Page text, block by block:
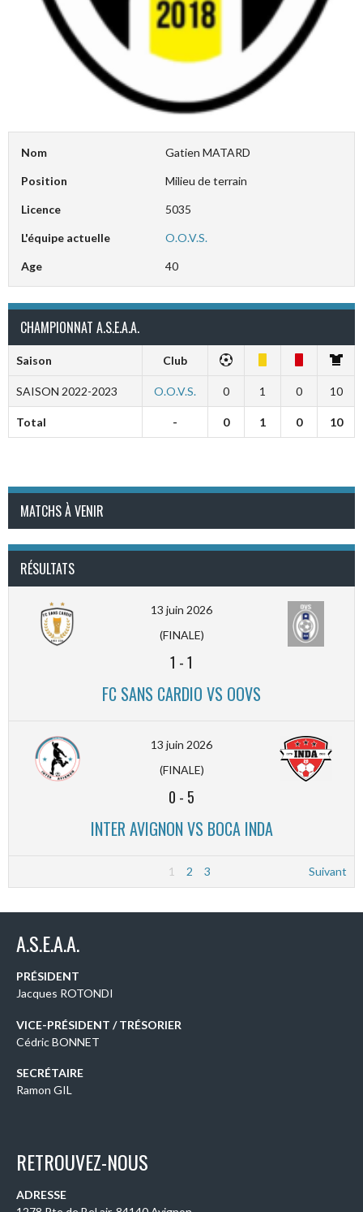
Nom Gatien MATARD
Position Milieu de terrain
Licence 5035
L'équipe actuelle O.O.V.S.
Age 40
CHAMPIONNAT A.S.E.A.A.
Saison Club
SAISON 2022-2023 O.O.V.S. 0 1 0 10
Total - 0 1 0 10
MATCHS À VENIR
RÉSULTATS
13 juin 2026
(FINALE)
1 -1
FC SANS CARDIO VS OOVS
13 juin 2026
(FINALE)
0 - 5
INTER AVIGNON VS BOCA INDA
1 2 3 Suivant
A.S.E.A.A.
PRÉSIDENT
Jacques ROTONDI
VICE-PRÉSIDENT / TRÉSORIER
Cédric BONNET
SECRÉTAIRE
Ramon GIL
RETROUVEZ-NOUS
ADRESSE